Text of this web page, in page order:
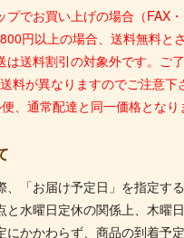
でお買い上げの場合（FAX
円以上の場合、送料無料と
は送料割引の対象外です。ご
料が異なりますのでご注意下
、通常配達と同一価格となり
「お届け予定日」を指定す
水曜日定休の関係上、木曜
かかわらず、商品の到着予